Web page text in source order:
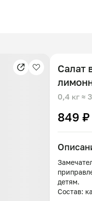
Салат
0,4 кг ≈
849 ₽
детям.
Состав: